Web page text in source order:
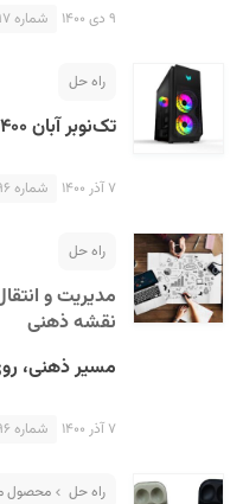
۹ دی ۱۴۰۰ شماره ۹۷
راه حل
تک‌نوبر آبان ۱۴۰۰
۷ آذر ۱۴۰۰ شماره ۹۶
راه حل
مدیریت و
نقشه ذهنی
مسیر ذهنی،
۷ آذر ۱۴۰۰ شماره ۹۶
راه حل محصول